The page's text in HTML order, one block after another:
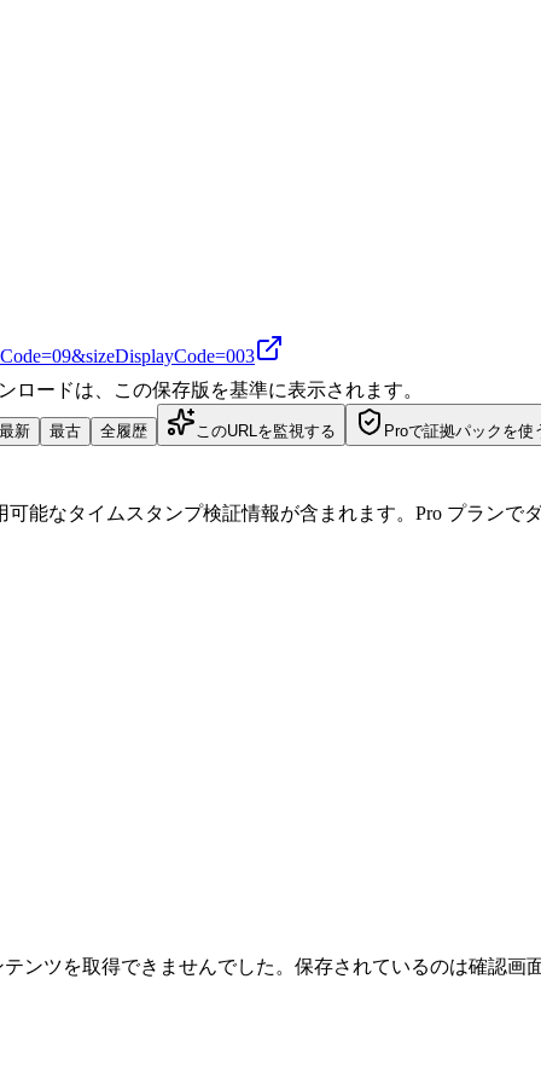
ロードは、この保存版を基準に表示されます。
最新 最古 全履歴 このURLを監視する Proで証拠パックを使
能なタイムスタンプ検証情報が含まれます。Pro プランで
ンツを取得できませんでした。保存されているのは確認画